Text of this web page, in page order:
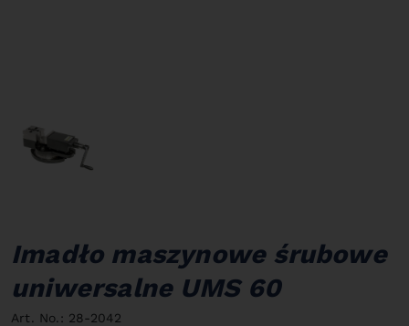
Imadło maszynowe śrubowe
uniwersalne UMS 60
Art. No.: 28-2042